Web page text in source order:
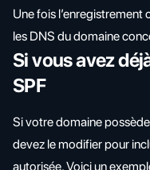
Une fois
les DNS du domaine
Si vous avez
SPF
Si votre domaine
devez le modifier pour
autorisée. Voici un